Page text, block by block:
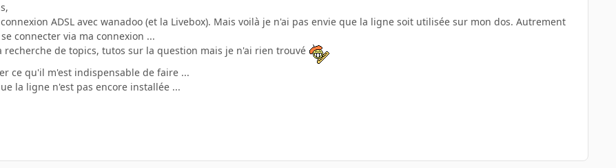
ADSL avec wanadoo (et la Livebox). Mais voilà je n'ai pas envie que la ligne soit utilisée sur mon dos. Autrement
connecter via ma connexion ...
recherche de topics, tutos sur la question mais je n'ai rien trouvé
ce qu'il m'est indispensable de faire ...
la ligne n'est pas encore installée ...